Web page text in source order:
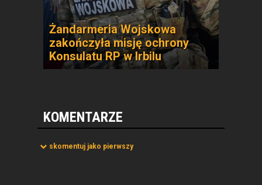
Żandarmeria Wojskowa
zakończyła misję ochrony
Konsulatu RP w Irbilu
KOMENTARZE
skomentuj jako pierwszy